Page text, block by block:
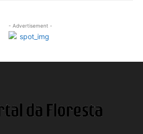
- Advertisement -